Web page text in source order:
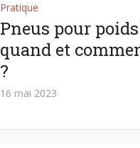
Pratique
Pneus pour
quand et
?
16 mai 2023